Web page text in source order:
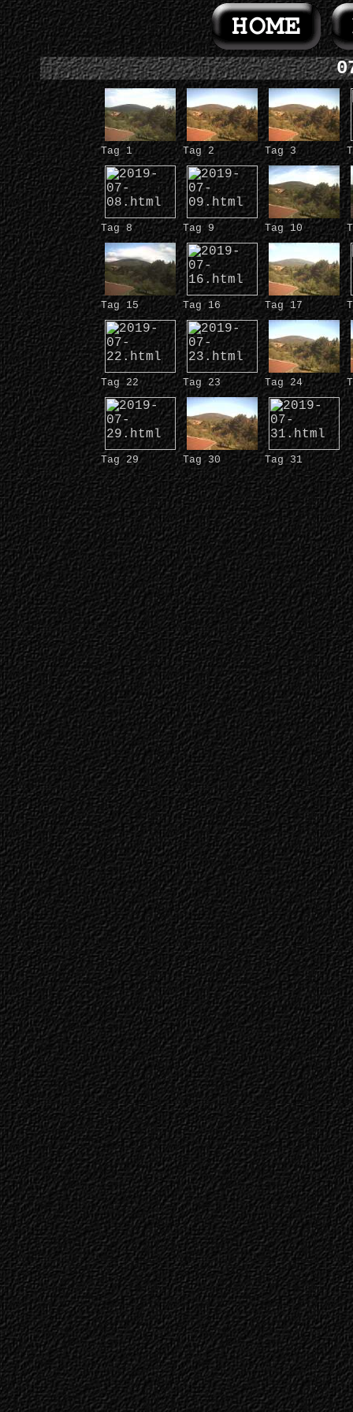
Tag 1 Tag 2 Tag 3
Tag 8 Tag 9 Tag 10
Tag 15 Tag 16 Tag 17
Tag 22 Tag 23 Tag 24
Tag 29 Tag 30 Tag 31